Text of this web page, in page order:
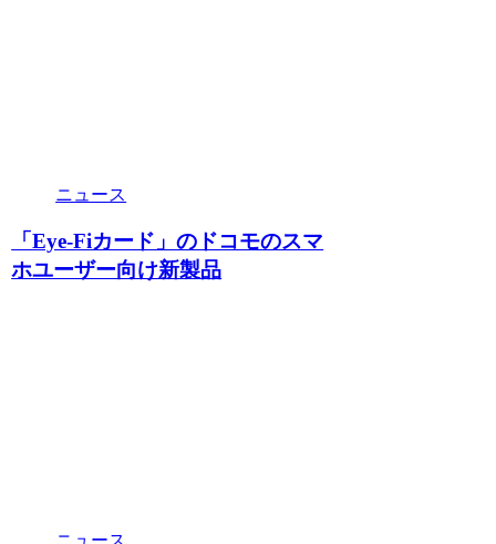
ニュース
「Eye-Fiカード」のドコモのスマ
ホユーザー向け新製品
ニュース